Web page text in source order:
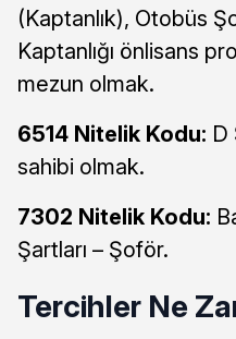
(Kaptanlık), Otobüs
Kaptanlığı önlisans
mezun olmak.
6514 Nitelik Kodu: D
sahibi olmak.
7302 Nitelik Kodu:
Şartları – Şoför.
Tercihler Ne